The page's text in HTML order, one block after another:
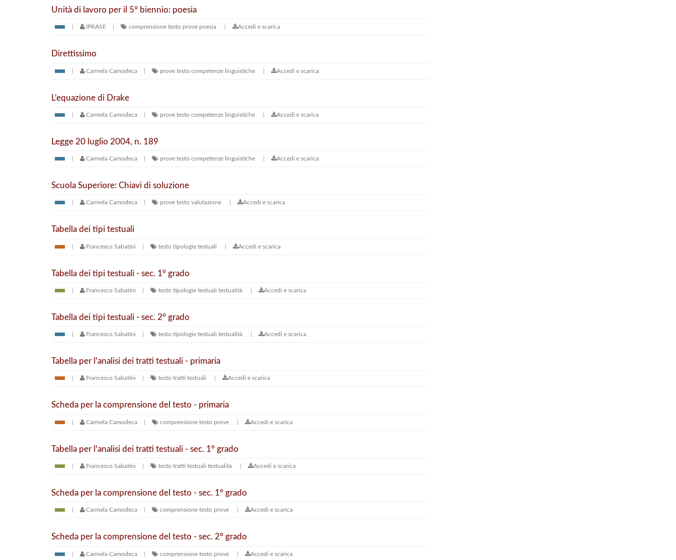
Unità di lavoro per il 5° biennio: poesia
IPRASE comprensione testo prove poesia Accedi e scarica
Direttissimo
Carmela Camodeca prove testo competenze linguistiche Accedi e scarica
L’equazione di Drake
Carmela Camodeca prove testo competenze linguistiche Accedi e scarica
Legge 20 luglio 2004, n. 189
Carmela Camodeca prove testo competenze linguistiche Accedi e scarica
Scuola Superiore: Chiavi di soluzione
Carmela Camodeca prove testo valutazione Accedi e scarica
Tabella dei tipi testuali
Francesco Sabatini testo tipologie testuali Accedi e scarica
Tabella dei tipi testuali - sec. 1° grado
Francesco Sabatini testo tipologie testuali testualità Accedi e scarica
Tabella dei tipi testuali - sec. 2° grado
Francesco Sabatini testo tipologie testuali testualità Accedi e scarica
Tabella per l'analisi dei tratti testuali - primaria
Francesco Sabatini testo tratti testuali Accedi e scarica
Scheda per la comprensione del testo - primaria
Carmela Camodeca comprensione testo prove Accedi e scarica
Tabella per l'analisi dei tratti testuali - sec. 1° grado
Francesco Sabatini testo tratti testuali testualità Accedi e scarica
Scheda per la comprensione del testo - sec. 1° grado
Carmela Camodeca comprensione testo prove Accedi e scarica
Scheda per la comprensione del testo - sec. 2° grado
Carmela Camodeca comprensione testo prove Accedi e scarica